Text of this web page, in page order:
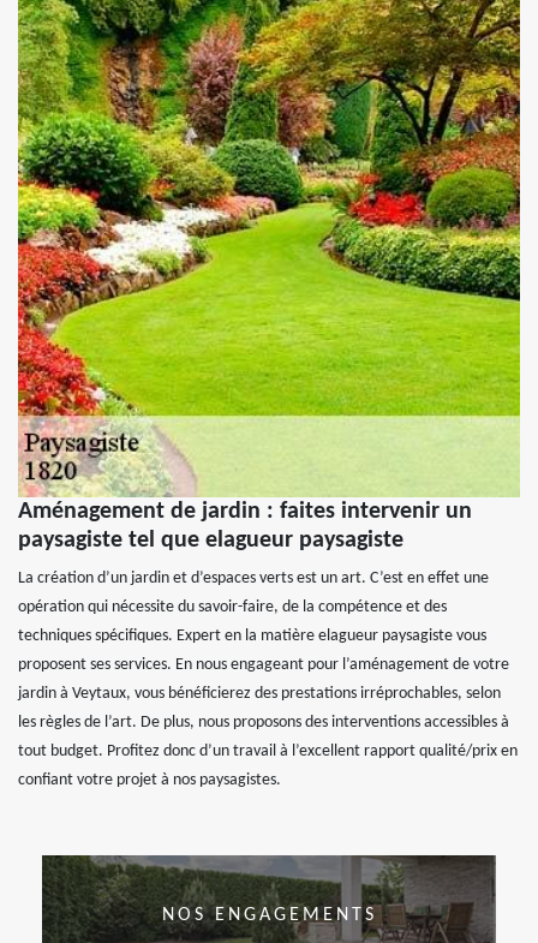
Aménagement de jardin : faites intervenir un
paysagiste tel que elagueur paysagiste
La création d’un jardin et d’espaces verts est un art. C’est en effet une
opération qui nécessite du savoir-faire, de la compétence et des
techniques spécifiques. Expert en la matière elagueur paysagiste vous
proposent ses services. En nous engageant pour l’aménagement de votre
jardin à Veytaux, vous bénéficierez des prestations irréprochables, selon
les règles de l’art. De plus, nous proposons des interventions accessibles à
tout budget. Profitez donc d’un travail à l’excellent rapport qualité/prix en
confiant votre projet à nos paysagistes.
NOS ENGAGEMENTS